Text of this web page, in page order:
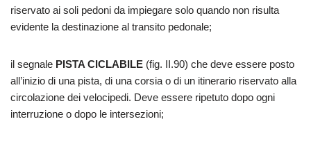
riservato ai soli pedoni da impiegare solo quando non risulta
evidente la destinazione al transito pedonale;
il segnale PISTA CICLABILE (fig. II.90) che deve essere posto
all’inizio di una pista, di una corsia o di un itinerario riservato alla
circolazione dei velocipedi. Deve essere ripetuto dopo ogni
interruzione o dopo le intersezioni;